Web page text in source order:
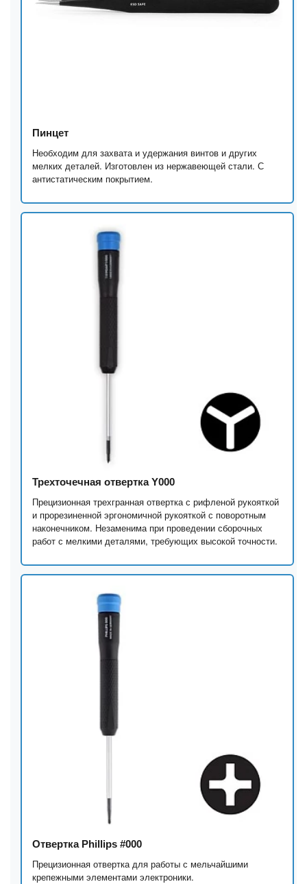
Пинцет
Необходим для захвата и удержания винтов и других
мелких деталей. Изготовлен из нержавеющей стали. С
антистатическим покрытием.
Трехточечная отвертка Y000
Прецизионная трехгранная отвертка с рифленой рукояткой
и прорезиненной эргономичной рукояткой с поворотным
наконечником. Незаменима при проведении сборочных
работ с мелкими деталями, требующих высокой точности.
Отвертка Phillips #000
Прецизионная отвертка для работы с мельчайшими
крепежными элементами электроники.